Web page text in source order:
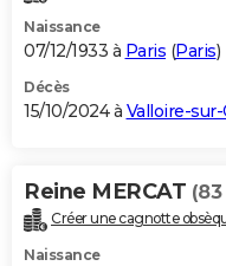
Naissance
07/12/1933 à Paris (Paris)
Décès
15/10/2024 à Valloire-sur-
Reine MERCAT (83
Créer une cagnotte
Naissance